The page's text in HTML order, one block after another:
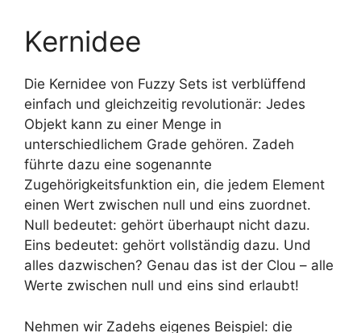
Kernidee
Die Kernidee von Fuzzy Sets ist verblüffend
einfach und gleichzeitig revolutionär: Jedes
Objekt kann zu einer Menge in
unterschiedlichem Grade gehören. Zadeh
führte dazu eine sogenannte
Zugehörigkeitsfunktion ein, die jedem Element
einen Wert zwischen null und eins zuordnet.
Null bedeutet: gehört überhaupt nicht dazu.
Eins bedeutet: gehört vollständig dazu. Und
alles dazwischen? Genau das ist der Clou – alle
Werte zwischen null und eins sind erlaubt!
Nehmen wir Zadehs eigenes Beispiel: die